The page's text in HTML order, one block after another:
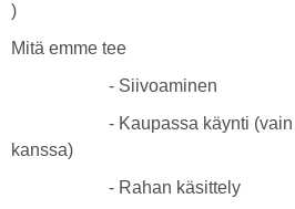
)
Mitä emme tee
- Siivoaminen
- Kaupassa käynti (vain
kanssa)
- Rahan käsittely